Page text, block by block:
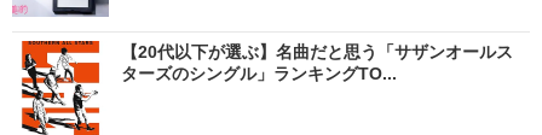
【20代以下が選ぶ】名曲だと思う「サザンオールス
ターズのシングル」ランキングTO...